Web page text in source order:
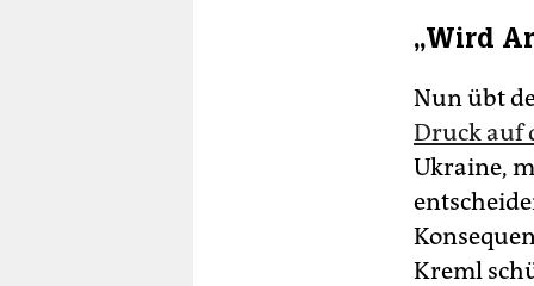
„Wird
Nun übt
Druck auf
Ukraine,
Kreml